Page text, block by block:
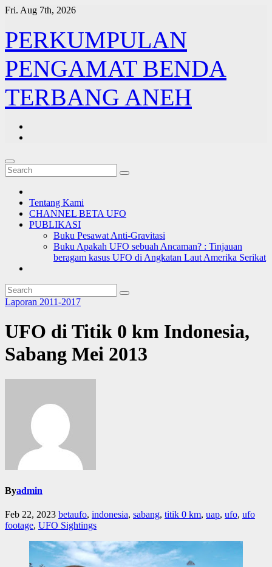
Skip
content
Fri. Aug 7th, 2026
PERKUMPULAN
PENGAMAT BENDA
TERBANG ANEH
Tentang Kami
CHANNEL BETA UFO
PUBLIKASI
Buku Pesawat Anti-Gravitasi
Buku Apakah UFO sebuah Ancaman? : Tinjauan
beragam kasus UFO di Angkatan Laut Amerika Serikat
Laporan 2011-2017
UFO di Titik 0 km Indonesia,
Sabang Mei 2013
Byadmin
Feb 22, 2023 betaufo, indonesia, sabang, titik 0 km, uap, ufo, ufo
footage, UFO Sightings